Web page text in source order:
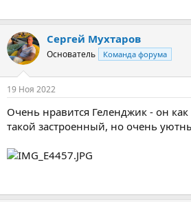
Сергей Мухтаров
Основатель Команда форума
19 Ноя 2022
Очень нравится Геленджик - он
такой застроенный, но очень